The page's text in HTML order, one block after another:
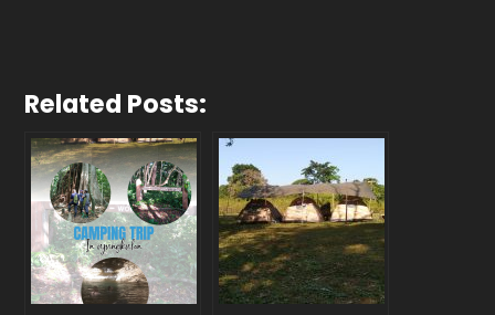
Related Posts: